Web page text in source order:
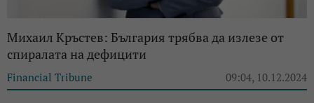
Михаил Кръстев: България трябва да излезе от
спиралата на дефицити
Financial Tribune 09:04, 10.12.2024